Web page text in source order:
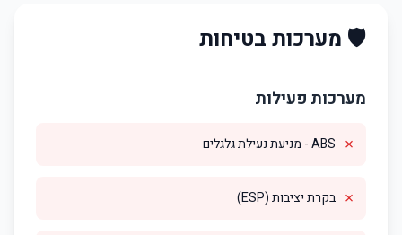
🛡️ מערכות בטיחות
מערכות פעילות
✗ ABS - מניעת נעילת גלגלים
✗ בקרת יציבות (ESP)